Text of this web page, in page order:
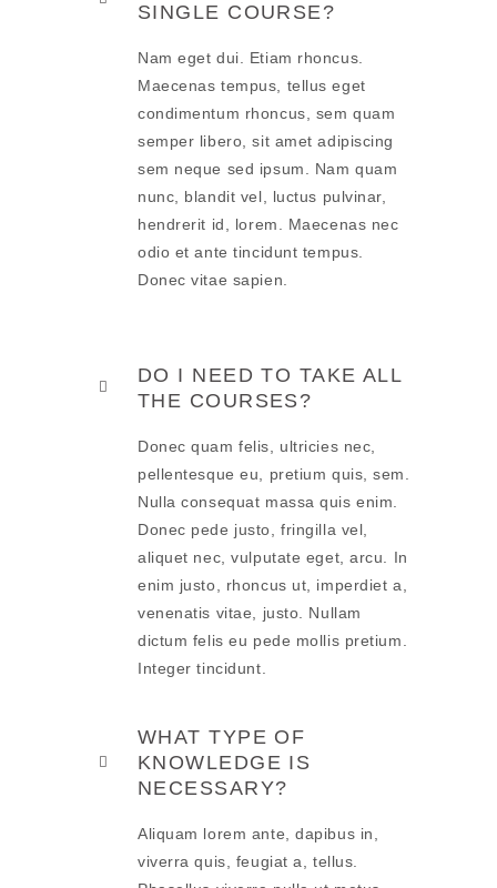
SINGLE COURSE?
Nam eget dui. Etiam rhoncus.
Maecenas tempus, tellus eget
condimentum rhoncus, sem quam
semper libero, sit amet adipiscing
sem neque sed ipsum. Nam quam
nunc, blandit vel, luctus pulvinar,
hendrerit id, lorem. Maecenas nec
odio et ante tincidunt tempus.
Donec vitae sapien.
DO I NEED TO TAKE ALL
THE COURSES?
Donec quam felis, ultricies nec,
pellentesque eu, pretium quis, sem.
Nulla consequat massa quis enim.
Donec pede justo, fringilla vel,
aliquet nec, vulputate eget, arcu. In
enim justo, rhoncus ut, imperdiet a,
venenatis vitae, justo. Nullam
dictum felis eu pede mollis pretium.
Integer tincidunt.
WHAT TYPE OF
KNOWLEDGE IS
NECESSARY?
Aliquam lorem ante, dapibus in,
viverra quis, feugiat a, tellus.